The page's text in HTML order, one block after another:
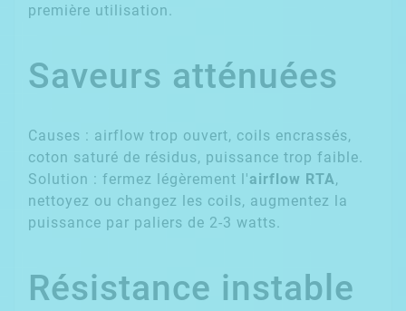
première utilisation.
Saveurs atténuées
Causes : airflow trop ouvert, coils encrassés,
coton saturé de résidus, puissance trop faible.
Solution : fermez légèrement l'airflow RTA,
nettoyez ou changez les coils, augmentez la
puissance par paliers de 2-3 watts.
Résistance instable